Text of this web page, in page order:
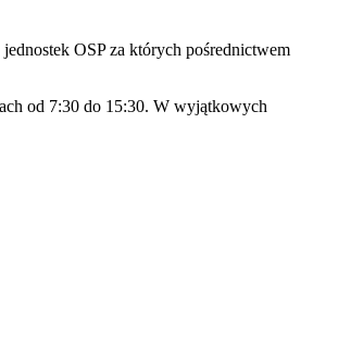
OSP za których pośrednictwem
od 7:30 do 15:30. W wyjątkowych